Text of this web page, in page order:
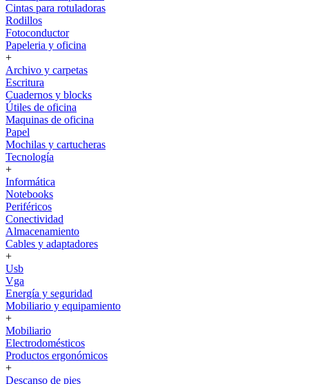
Cintas para rotuladoras
Rodillos
Fotoconductor
Papeleria y oficina
+
Archivo y carpetas
Escritura
Cuadernos y blocks
Útiles de oficina
Maquinas de oficina
Papel
Mochilas y cartucheras
Tecnología
+
Informática
Notebooks
Periféricos
Conectividad
Almacenamiento
Cables y adaptadores
+
Usb
Vga
Energía y seguridad
Mobiliario y equipamiento
+
Mobiliario
Electrodomésticos
Productos ergonómicos
+
Descanso de pies